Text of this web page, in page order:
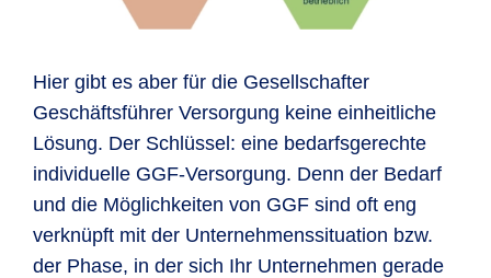
Hier gibt es aber für die Gesellschafter
Geschäftsführer Versorgung keine einheitliche
Lösung. Der Schlüssel: eine bedarfsgerechte
individuelle GGF-Versorgung. Denn der Bedarf
und die Möglichkeiten von GGF sind oft eng
verknüpft mit der Unternehmenssituation bzw.
der Phase, in der sich Ihr Unternehmen gerade